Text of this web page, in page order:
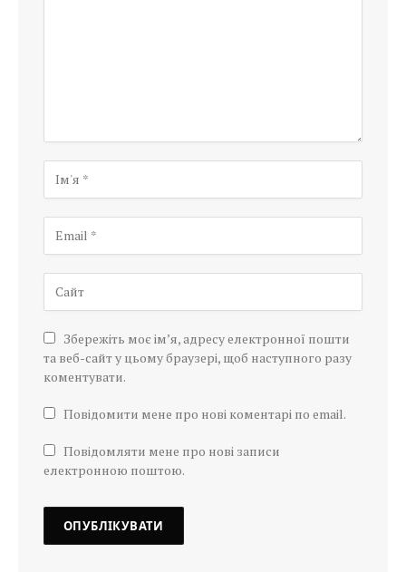
Збережіть моє ім’я, адресу електронної пошти
та веб-сайт у цьому браузері, щоб наступного разу
коментувати.
Повідомити мене про нові коментарі по email.
Повідомляти мене про нові записи
електронною поштою.